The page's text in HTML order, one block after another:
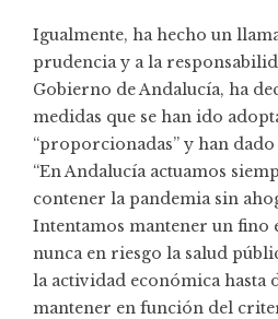
Igualmente, ha hecho un
prudencia y a la
Gobierno de Andalucía, ha
medidas que se han ido
“proporcionadas” y han
“En Andalucía actuamos
contener la pandemia sin
Intentamos mantener un
nunca en riesgo la salud
la actividad económica hasta
mantener en función del